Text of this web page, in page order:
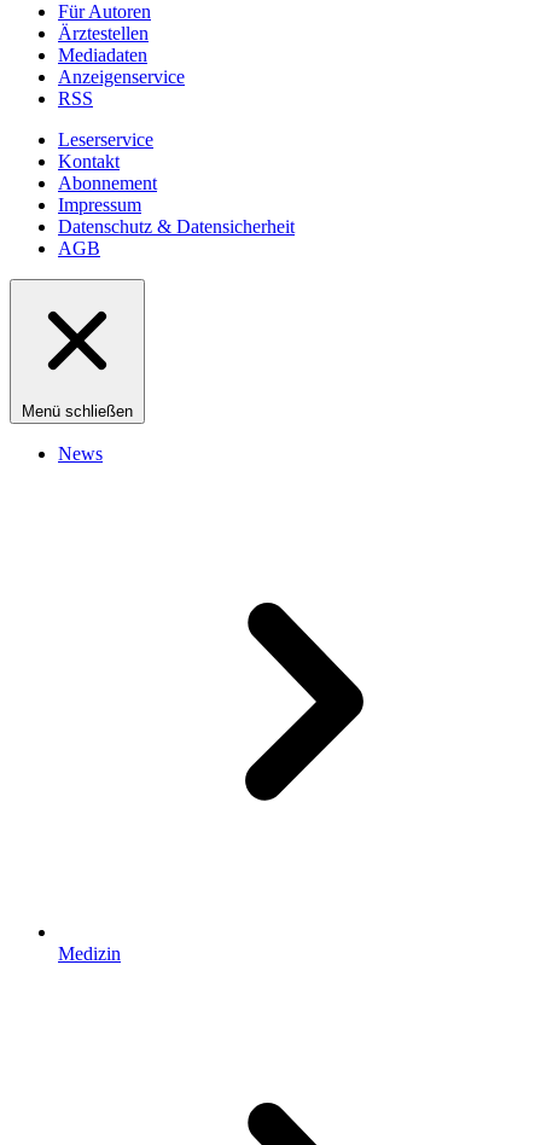
Für Autoren
Ärztestellen
Mediadaten
Anzeigenservice
RSS
Leserservice
Kontakt
Abonnement
Impressum
Datenschutz & Datensicherheit
AGB
Menü schließen
News
Medizin